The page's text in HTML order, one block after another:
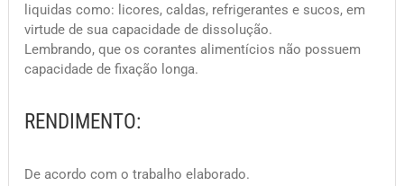
liquidas como: licores, caldas, refrigerantes e sucos, em
virtude de sua capacidade de dissolução.
Lembrando, que os corantes alimentícios não possuem
capacidade de fixação longa.
RENDIMENTO:
De acordo com o trabalho elaborado.